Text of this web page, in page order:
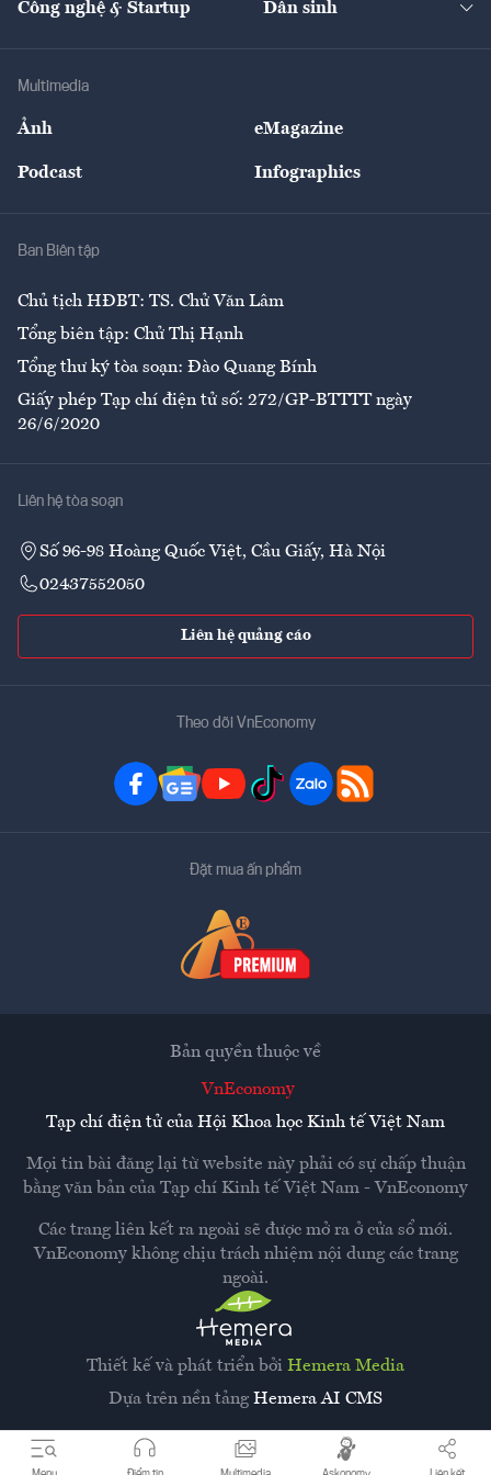
Tư vấn Nông sản
Giải trí
Công nghệ & Startup Dân sinh
Multimedia
Ảnh eMagazine
Podcast Infographics
Ban Biên tập
Chủ tịch HĐBT: TS. Chử Văn Lâm
Tổng biên tập: Chử Thị Hạnh
Tổng thư ký tòa soạn: Đào Quang Bính
Giấy phép Tạp chí điện tử số: 272/GP-BTTTT ngày
26/6/2020
Liên hệ tòa soạn
Số 96-98 Hoàng Quốc Việt, Cầu Giấy, Hà Nội
02437552050
Liên hệ quảng cáo
Theo dõi VnEconomy
Đặt mua ấn phẩm
Thiết kế và phát triển bởi Hemera Media
Dựa trên nền tảng Hemera AI CMS
Bản quyền thuộc về
VnEconomy
Tạp chí điện tử của Hội Khoa học Kinh tế Việt Nam
Mọi tin bài đăng lại từ website này phải có sự chấp thuận
bằng văn bản của Tạp chí Kinh tế Việt Nam - VnEconomy
Các trang liên kết ra ngoài sẽ được mở ra ở cửa sổ mới.
VnEconomy không chịu trách nhiệm nội dung các trang
ngoài.